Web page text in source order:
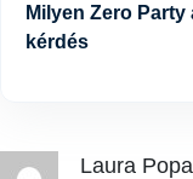
Milyen Zero
kérdés
Laura Popa